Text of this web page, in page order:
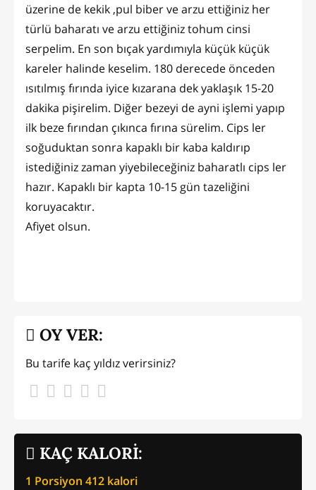
üzerine de kekik ,pul biber ve arzu ettiğiniz her
türlü baharatı ve arzu ettiğiniz tohum cinsi
serpelim. En son bıçak yardımıyla küçük küçük
kareler halinde keselim. 180 derecede önceden
ısıtılmış fırında iyice kızarana dek yaklaşık 15-20
dakika pişirelim. Diğer bezeyi de ayni işlemi yapıp
ilk beze fırından çıkınca fırına sürelim. Cips ler
soğuduktan sonra kapaklı bir kaba kaldırıp
istediğiniz zaman yiyebileceğiniz baharatlı cips ler
hazır. Kapaklı bir kapta 10-15 gün tazeliğini
koruyacaktır.
Afiyet olsun.
KAÇ KALORİ:
1 Porsiyon 412 kalori
OY VER:
Bu tarife kaç yıldız verirsiniz?